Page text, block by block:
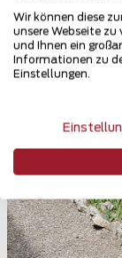
Wir können diese
unsere Webseite zu
und Ihnen ein
Informationen zu
Einstellungen.